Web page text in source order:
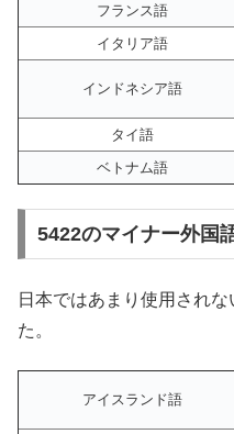
フランス語
イタリア語
インドネシア語
タイ語
ベトナム語
5422のマイナー外国
日本ではあまり使用され
た。
アイスランド語